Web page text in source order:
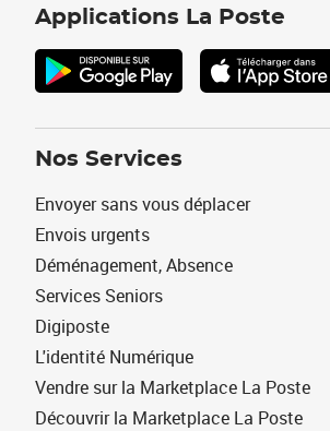
Applications La Poste
Nos Services
Envoyer sans vous déplacer
Envois urgents
Déménagement, Absence
Services Seniors
Digiposte
L'identité Numérique
Vendre sur la Marketplace La Poste
Découvrir la Marketplace La Poste